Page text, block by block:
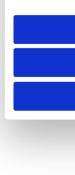
Hl. Theresa
Nordost
Leitender
Pomplun
13086 Berlin